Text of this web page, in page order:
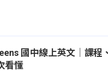
國中線上英文｜課程
看懂